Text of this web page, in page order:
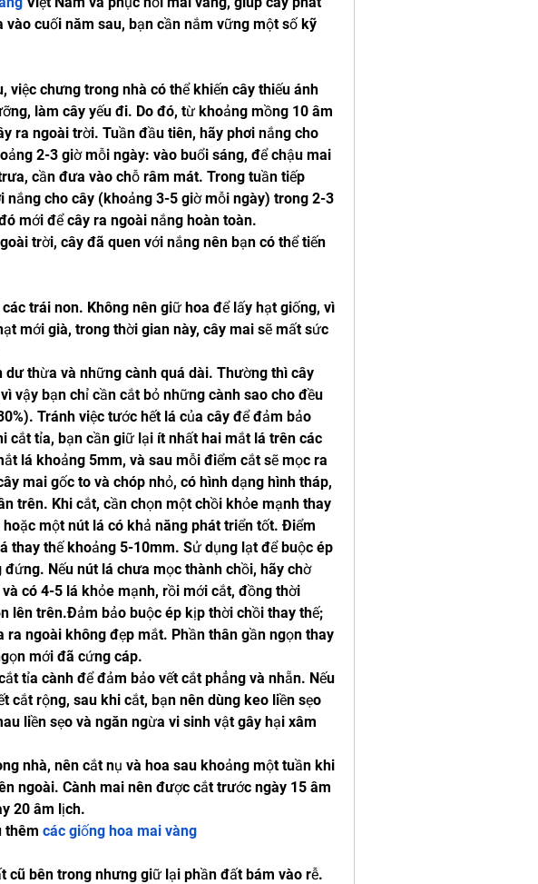
cuối năm sau, bạn cần nắm vững một số kỹ
việc chưng trong nhà có thể khiến cây thiếu ánh
làm cây yếu đi. Do đó, từ khoảng mồng 10 âm
ra ngoài trời. Tuần đầu tiên, hãy phơi nắng cho
2-3 giờ mỗi ngày: vào buổi sáng, để chậu mai
cần đưa vào chỗ râm mát. Trong tuần tiếp
nắng cho cây (khoảng 3-5 giờ mỗi ngày) trong 2-3
mới để cây ra ngoài nắng hoàn toàn.
trời, cây đã quen với nắng nên bạn có thể tiến
trái non. Không nên giữ hoa để lấy hạt giống, vì
mới già, trong thời gian này, cây mai sẽ mất sức
dư thừa và những cành quá dài. Thường thì cây
vậy bạn chỉ cần cắt bỏ những cành sao cho đều
Tránh việc tước hết lá của cây để đảm bảo
cắt tỉa, bạn cần giữ lại ít nhất hai mắt lá trên các
lá khoảng 5mm, và sau mỗi điểm cắt sẽ mọc ra
mai gốc to và chóp nhỏ, có hình dạng hình tháp,
trên. Khi cắt, cần chọn một chồi khỏe mạnh thay
một nút lá có khả năng phát triển tốt. Điểm
thay thế khoảng 5-10mm. Sử dụng lạt để buộc ép
Nếu nút lá chưa mọc thành chồi, hãy chờ
có 4-5 lá khỏe mạnh, rồi mới cắt, đồng thời
lên trên.Đảm bảo buộc ép kịp thời chồi thay thế;
ra ngoài không đẹp mắt. Phần thân gần ngọn thay
mới đã cứng cáp.
tỉa cành để đảm bảo vết cắt phẳng và nhẵn. Nếu
cắt rộng, sau khi cắt, bạn nên dùng keo liền sẹo
liền sẹo và ngăn ngừa vi sinh vật gây hại xâm
nhà, nên cắt nụ và hoa sau khoảng một tuần khi
ngoài. Cành mai nên được cắt trước ngày 15 âm
20 âm lịch.
thêm các giống hoa mai vàng
cũ bên trong nhưng giữ lại phần đất bám vào rễ.